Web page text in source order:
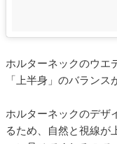
ホルターネックのウエ
「上半身」のバラン
ホルターネックのデザ
るため、自然と視線が